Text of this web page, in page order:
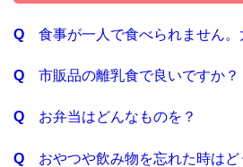
食事が一人で食べられません。
市販品の離乳食で良いですか？
お弁当はどんなものを？
おやつや飲み物を忘れた時はど